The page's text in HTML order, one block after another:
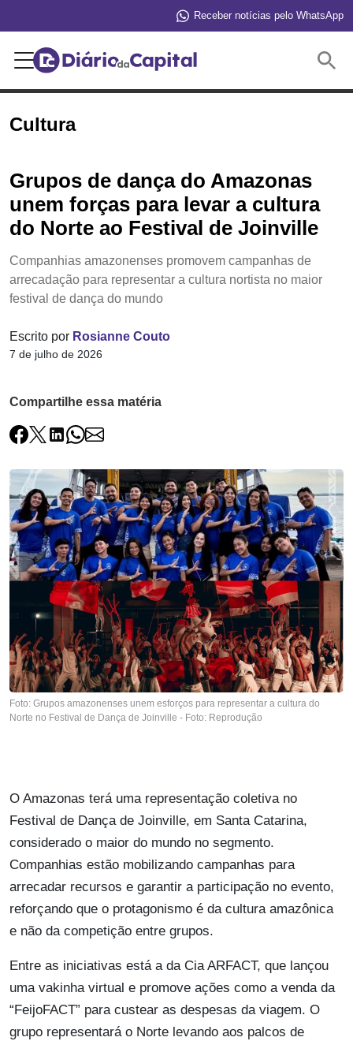
Receber notícias pelo WhatsApp
Cultura
Grupos de dança do Amazonas
unem forças para levar a cultura
do Norte ao Festival de Joinville
Companhias amazonenses promovem campanhas de
arrecadação para representar a cultura nortista no maior
festival de dança do mundo
Escrito por Rosianne Couto
7 de julho de 2026
Compartilhe essa matéria
Foto: Grupos amazonenses unem esforços para representar a cultura do
Norte no Festival de Dança de Joinville - Foto: Reprodução
O Amazonas terá uma representação coletiva no
Festival de Dança de Joinville, em Santa Catarina,
considerado o maior do mundo no segmento.
Companhias estão mobilizando campanhas para
arrecadar recursos e garantir a participação no evento,
reforçando que o protagonismo é da cultura amazônica
e não da competição entre grupos.
Entre as iniciativas está a da Cia ARFACT, que lançou
uma vakinha virtual e promove ações como a venda da
“FeijoFACT” para custear as despesas da viagem. O
grupo representará o Norte levando aos palcos de